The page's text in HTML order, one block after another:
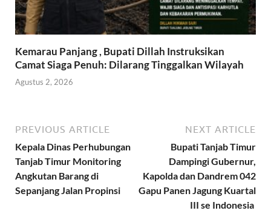
Kemarau Panjang , Bupati Dillah Instruksikan
Camat Siaga Penuh: Dilarang Tinggalkan Wilayah
Agustus 2, 2026
PREVIOUS ARTICLE
Kepala Dinas Perhubungan
Tanjab Timur Monitoring
Angkutan Barang di
Sepanjang Jalan Propinsi
NEXT ARTICLE
Bupati Tanjab Timur
Dampingi Gubernur,
Kapolda dan Dandrem 042
Gapu Panen Jagung Kuartal
III se Indonesia